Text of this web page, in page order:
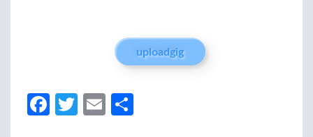
uploadgig
Fa
T
E